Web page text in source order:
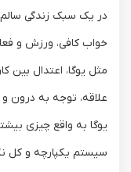
در یک سبک زندگی
خواب کافی، ورزش و
مثل یوگا، اعتدال بین
علاقه، توجه به
یوگا به واقع چیزی
سیستم یکپارچه و کل